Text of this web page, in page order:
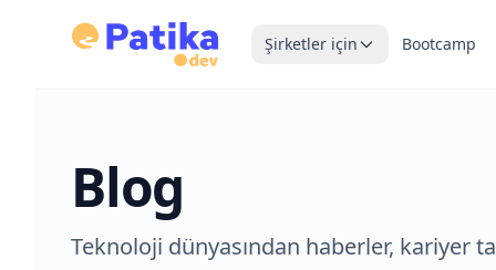
Şirketler için Bootcamp
Blog
Teknoloji dünyasından haberler, kariyer